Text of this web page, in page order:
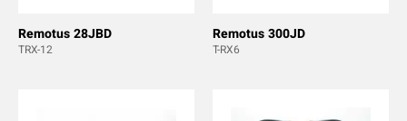
Remotus 28JBD
TRX-12
Remotus 300JD
T-RX6